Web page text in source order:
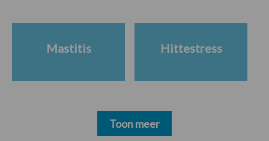
Mastitis Hittestress
Toon meer